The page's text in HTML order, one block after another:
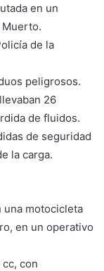
en un
de la
peligrosos.
26
de fluidos.
de seguridad
la carga.
una motocicleta
en un operativo
con